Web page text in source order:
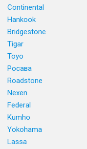
Continental
Hankook
Bridgestone
Tigar
Toyo
Росава
Roadstone
Nexen
Federal
Kumho
Yokohama
Lassa